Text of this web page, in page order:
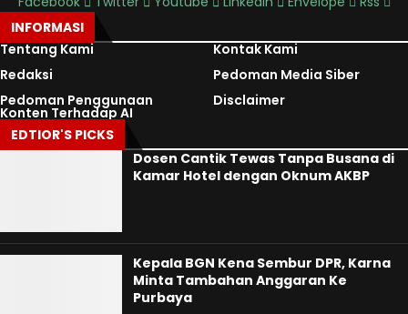
INFORMASI
Tentang Kami
Kontak Kami
Redaksi
Pedoman Media Siber
Pedoman Penggunaan
Konten Terhadap AI
Disclaimer
EDTIOR'S PICKS
Dosen Cantik Tewas Tanpa Busana di
Kamar Hotel dengan Oknum AKBP
Kepala BGN Kena Sembur DPR, Karna
Minta Tambahan Anggaran Ke
Purbaya